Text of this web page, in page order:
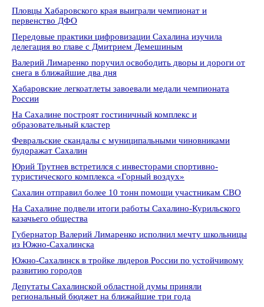
Пловцы Хабаровского края выиграли чемпионат и
первенство ДФО
Передовые практики цифровизации Сахалина изучила
делегация во главе с Дмитрием Демешиным
Валерий Лимаренко поручил освободить дворы и дороги от
снега в ближайшие два дня
Хабаровские легкоатлеты завоевали медали чемпионата
России
На Сахалине построят гостиничный комплекс и
образовательный кластер
Февральские скандалы с муниципальными чиновниками
будоражат Сахалин
Юрий Трутнев встретился с инвесторами спортивно-
туристического комплекса «Горный воздух»
Сахалин отправил более 10 тонн помощи участникам СВО
На Сахалине подвели итоги работы Сахалино-Курильского
казачьего общества
Губернатор Валерий Лимаренко исполнил мечту школьницы
из Южно-Сахалинска
Южно-Сахалинск в тройке лидеров России по устойчивому
развитию городов
Депутаты Сахалинской областной думы приняли
региональный бюджет на ближайшие три года